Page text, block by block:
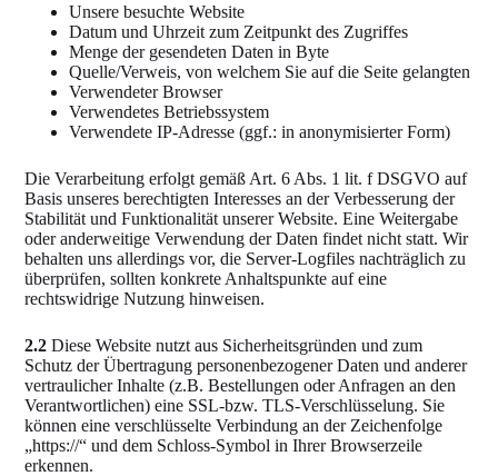
Unsere besuchte Website
Datum und Uhrzeit zum Zeitpunkt des Zugriffes
Menge der gesendeten Daten in Byte
Quelle/Verweis, von welchem Sie auf die Seite gelangten
Verwendeter Browser
Verwendetes Betriebssystem
Verwendete IP-Adresse (ggf.: in anonymisierter Form)
Die Verarbeitung erfolgt gemäß Art. 6 Abs. 1 lit. f DSGVO auf
Basis unseres berechtigten Interesses an der Verbesserung der
Stabilität und Funktionalität unserer Website. Eine Weitergabe
oder anderweitige Verwendung der Daten findet nicht statt. Wir
behalten uns allerdings vor, die Server-Logfiles nachträglich zu
überprüfen, sollten konkrete Anhaltspunkte auf eine
rechtswidrige Nutzung hinweisen.
2.2 Diese Website nutzt aus Sicherheitsgründen und zum
Schutz der Übertragung personenbezogener Daten und anderer
vertraulicher Inhalte (z.B. Bestellungen oder Anfragen an den
Verantwortlichen) eine SSL-bzw. TLS-Verschlüsselung. Sie
können eine verschlüsselte Verbindung an der Zeichenfolge
„https://“ und dem Schloss-Symbol in Ihrer Browserzeile
erkennen.